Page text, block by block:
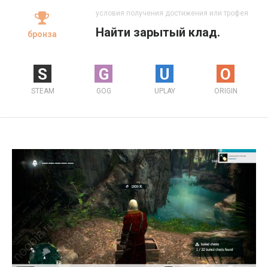
бронза
условия получения достижения или трофея
Найти зарытый клад.
S
STEAM
G
GOG
U
UPLAY
O
ORIGIN